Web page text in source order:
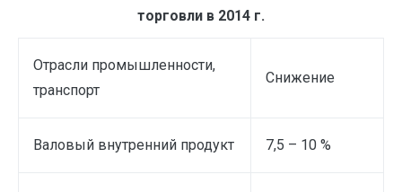
торговли в 2014 г.
Отрасли промышленности,
транспорт
Снижение
Валовый внутренний продукт 7,5 – 10 %